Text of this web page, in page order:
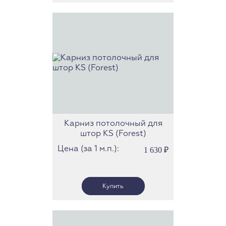
Карниз потолочный для
штор KS (Forest)
Цена (за 1 м.п.):
1 630 ₽